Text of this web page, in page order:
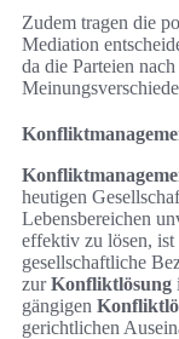
Zudem tragen die
Mediation
da die Parteien
heutigen
Lebensbereichen
effektiv zu lösen, ist
gesellschaftliche
zurKonfliktlösung
gängigen
gerichtlichen